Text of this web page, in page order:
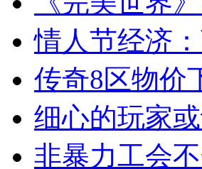
情人节经济
传奇8区物价
细心的玩家
非暴力工会